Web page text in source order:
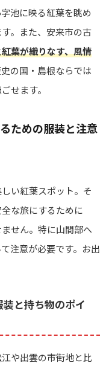
池に映る紅葉を眺め
。また、安来市の古
葉が織りなす、風情
の国・島根ならでは
せます。
ための服装と注意
い紅葉スポット。そ
な旅にするために
せん。特に山間部へ
注意が必要です。お出
と持ち物のポイ
や出雲の市街地と比